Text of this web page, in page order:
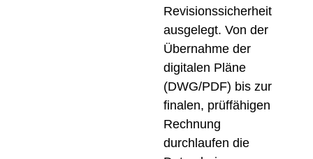
Revisionssicherheit
ausgelegt. Von der
Übernahme der
digitalen Pläne
(DWG/PDF) bis zur
finalen, prüffähigen
Rechnung
durchlaufen die